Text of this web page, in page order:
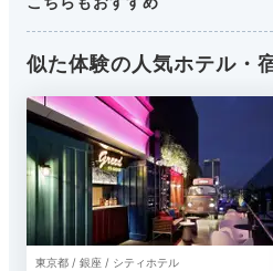
似た体験の人気ホテル・
東京都 / 銀座 / シティホテル